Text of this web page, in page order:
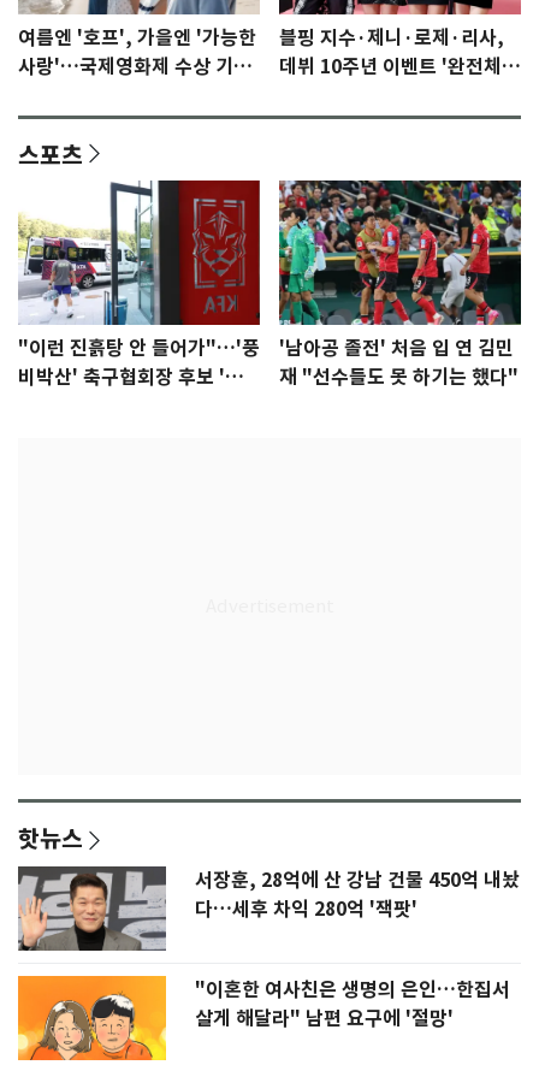
여름엔 '호프', 가을엔 '가능한
사랑'…국제영화제 수상 기대
블핑 지수·제니·로제·리사,
데뷔 10주년 이벤트 '완전체'
스포츠
"이런 진흙탕 안 들어가"…'풍
비박산' 축구협회장 후보 '실
'남아공 졸전' 처음 입 연 김민
재 "선수들도 못 하기는 했다"
핫뉴스
서장훈, 28억에 산 강남 건물 450억 내놨
다…세후 차익 280억 '잭팟'
"이혼한 여사친은 생명의 은인…한집서
살게 해달라" 남편 요구에 '절망'